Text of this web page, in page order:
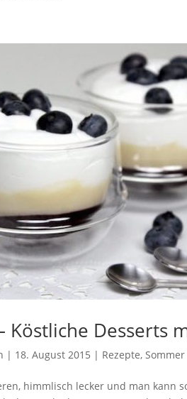
Köstliche Desserts
| 18. August 2015 | Rezepte, Sommer
himmlisch lecker und man kann